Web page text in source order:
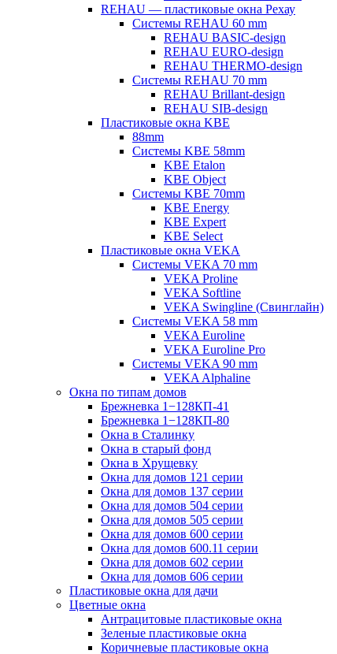
REHAU — пластиковые окна Рехау
Системы REHAU 60 mm
REHAU BASIC-design
REHAU EURO-design
REHAU THERMO-design
Системы REHAU 70 mm
REHAU Brillant-design
REHAU SIB-design
Пластиковые окна KBE
88mm
Системы KBE 58mm
KBE Etalon
KBE Object
Системы KBE 70mm
KBE Energy
KBE Expert
KBE Select
Пластиковые окна VEKA
Cистемы VEKA 70 mm
VEKA Proline
VEKA Softline
VEKA Swingline (Свинглайн)
Системы VEKA 58 mm
VEKA Euroline
VEKA Euroline Pro
Системы VEKA 90 mm
VEKA Alphaline
Окна по типам домов
Брежневка 1−128КП-41
Брежневка 1−128КП-80
Окна в Сталинку
Окна в старый фонд
Окна в Хрущевку
Окна для домов 121 серии
Окна для домов 137 серии
Окна для домов 504 серии
Окна для домов 505 серии
Окна для домов 600 серии
Окна для домов 600.11 серии
Окна для домов 602 серии
Окна для домов 606 серии
Пластиковые окна для дачи
Цветные окна
Антрацитовые пластиковые окна
Зеленые пластиковые окна
Коричневые пластиковые окна